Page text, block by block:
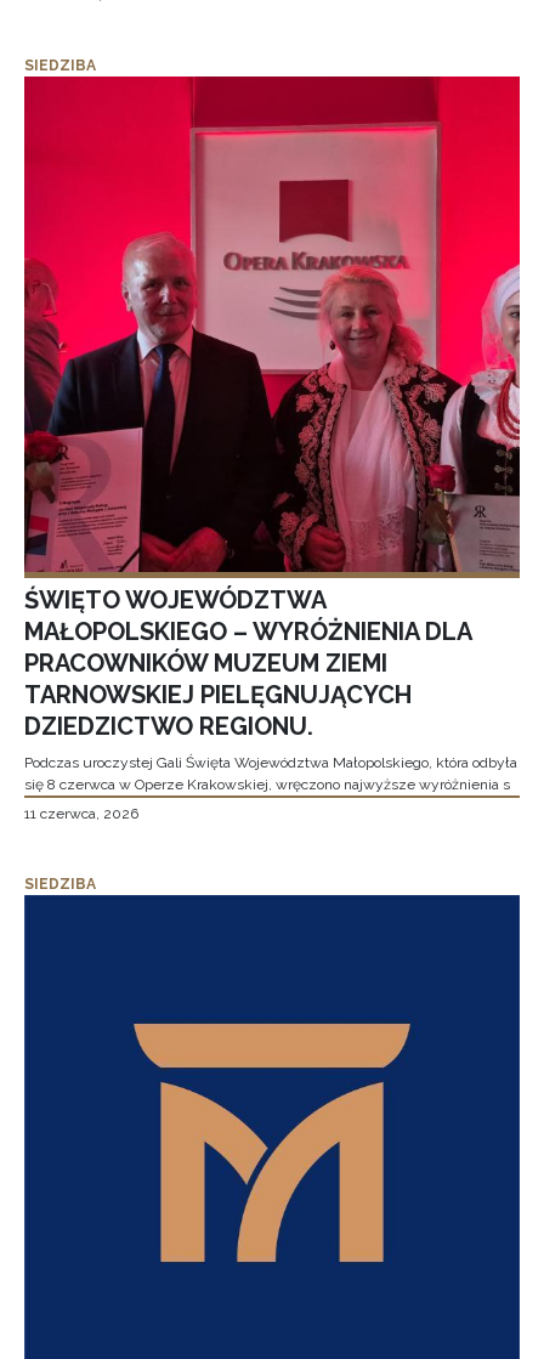
SIEDZIBA
ŚWIĘTO WOJEWÓDZTWA
MAŁOPOLSKIEGO – WYRÓŻNIENIA DLA
PRACOWNIKÓW MUZEUM ZIEMI
TARNOWSKIEJ PIELĘGNUJĄCYCH
DZIEDZICTWO REGIONU.
Podczas uroczystej Gali Święta Województwa Małopolskiego, która odbyła
się 8 czerwca w Operze Krakowskiej, wręczono najwyższe wyróżnienia s
11 czerwca, 2026
SIEDZIBA